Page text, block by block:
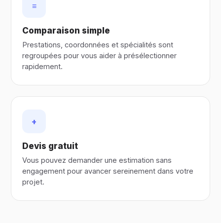
≡
Comparaison simple
Prestations, coordonnées et spécialités sont
regroupées pour vous aider à présélectionner
rapidement.
+
Devis gratuit
Vous pouvez demander une estimation sans
engagement pour avancer sereinement dans votre
projet.